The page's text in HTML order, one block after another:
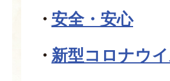
安全・安心
新型コロナウ